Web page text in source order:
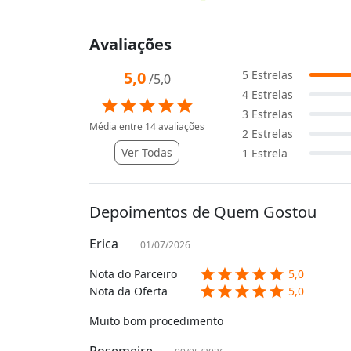
Avaliações
5,0/5,0
starstarstarstarstar
Média entre 14avaliações
Ver Todas
5 Estrelas
4 Estrelas
3 Estrelas
2 Estrelas
1 Estrela
Depoimentos de Quem Gostou
Erica 01/07/2026
Nota do Parceiro starstarstarstarstar 5,0
Nota da Oferta
starstarstarstarstar 5,0
Muito bom procedimento